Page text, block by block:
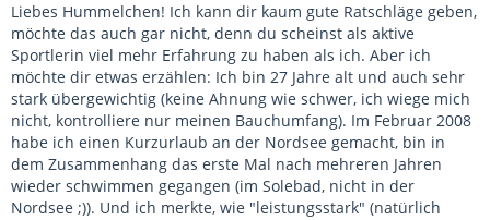
Liebes Hummelchen! Ich kann dir kaum gute Ratschläge geben,
möchte das auch gar nicht, denn du scheinst als aktive
Sportlerin viel mehr Erfahrung zu haben als ich. Aber ich
möchte dir etwas erzählen: Ich bin 27 Jahre alt und auch sehr
stark übergewichtig (keine Ahnung wie schwer, ich wiege mich
nicht, kontrolliere nur meinen Bauchumfang). Im Februar 2008
habe ich einen Kurzurlaub an der Nordsee gemacht, bin in
dem Zusammenhang das erste Mal nach mehreren Jahren
wieder schwimmen gegangen (im Solebad, nicht in der
Nordsee ;)). Und ich merkte, wie "leistungsstark" (natürlich